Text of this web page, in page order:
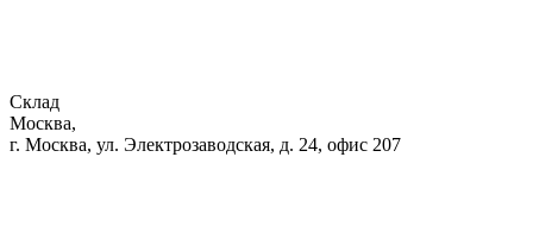
Склад
Москва,
г. Москва, ул. Электрозаводская, д. 24, офис 207